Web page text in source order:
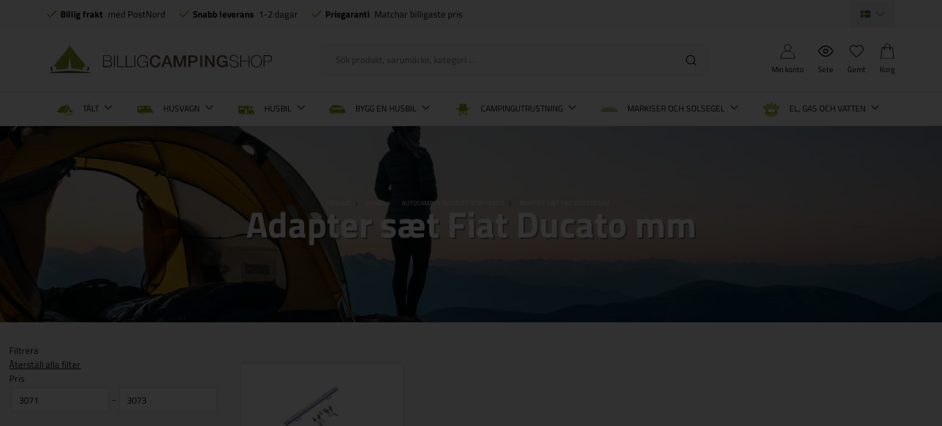
Billig frakt med PostNord Snabb leverans 1-2 dagar Prisgaranti Matchar billigaste pris
Min konto Sete Gemt Korg
TÄLT HUSVAGN HUSBIL BYGG EN HUSBIL CAMPINGUTRUSTNING MARKISER OCH SOLSEGEL EL, GAS OCH VATTEN
HUSBIL AUTOCAMPER AUTOLIFT STØTTEBEN
Adapter sæt Fiat Ducato mm
Filtrera
Återställ alla filter
Pris
-